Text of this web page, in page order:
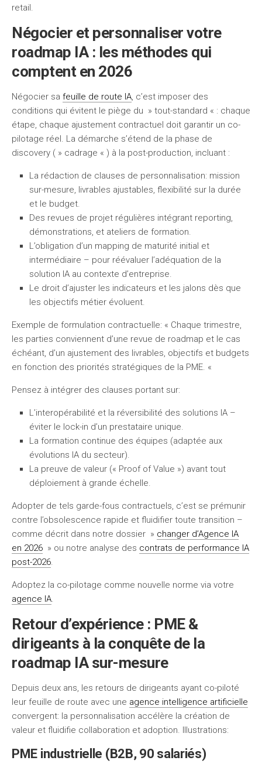
retail.
Négocier et personnaliser votre
roadmap IA : les méthodes qui
comptent en 2026
Négocier sa feuille de route IA, c’est imposer des
conditions qui évitent le piège du » tout-standard « : chaque
étape, chaque ajustement contractuel doit garantir un co-
pilotage réel. La démarche s’étend de la phase de
discovery ( » cadrage « ) à la post-production, incluant :
La rédaction de clauses de personnalisation: mission
sur-mesure, livrables ajustables, flexibilité sur la durée
et le budget.
Des revues de projet régulières intégrant reporting,
démonstrations, et ateliers de formation.
L’obligation d’un mapping de maturité initial et
intermédiaire – pour réévaluer l’adéquation de la
solution IA au contexte d’entreprise.
Le droit d’ajuster les indicateurs et les jalons dès que
les objectifs métier évoluent.
Exemple de formulation contractuelle: « Chaque trimestre,
les parties conviennent d’une revue de roadmap et le cas
échéant, d’un ajustement des livrables, objectifs et budgets
en fonction des priorités stratégiques de la PME. «
Pensez à intégrer des clauses portant sur:
L’interopérabilité et la réversibilité des solutions IA –
éviter le lock-in d’un prestataire unique.
La formation continue des équipes (adaptée aux
évolutions IA du secteur).
La preuve de valeur (« Proof of Value ») avant tout
déploiement à grande échelle.
Adopter de tels garde-fous contractuels, c’est se prémunir
contre l’obsolescence rapide et fluidifier toute transition –
comme décrit dans notre dossier » changer d’Agence IA
en 2026 » ou notre analyse des contrats de performance IA
post-2026.
Adoptez la co-pilotage comme nouvelle norme via votre
agence IA.
Retour d’expérience : PME &
dirigeants à la conquête de la
roadmap IA sur-mesure
Depuis deux ans, les retours de dirigeants ayant co-piloté
leur feuille de route avec une agence intelligence artificielle
convergent: la personnalisation accélère la création de
valeur et fluidifie collaboration et adoption. Illustrations:
PME industrielle (B2B, 90 salariés)